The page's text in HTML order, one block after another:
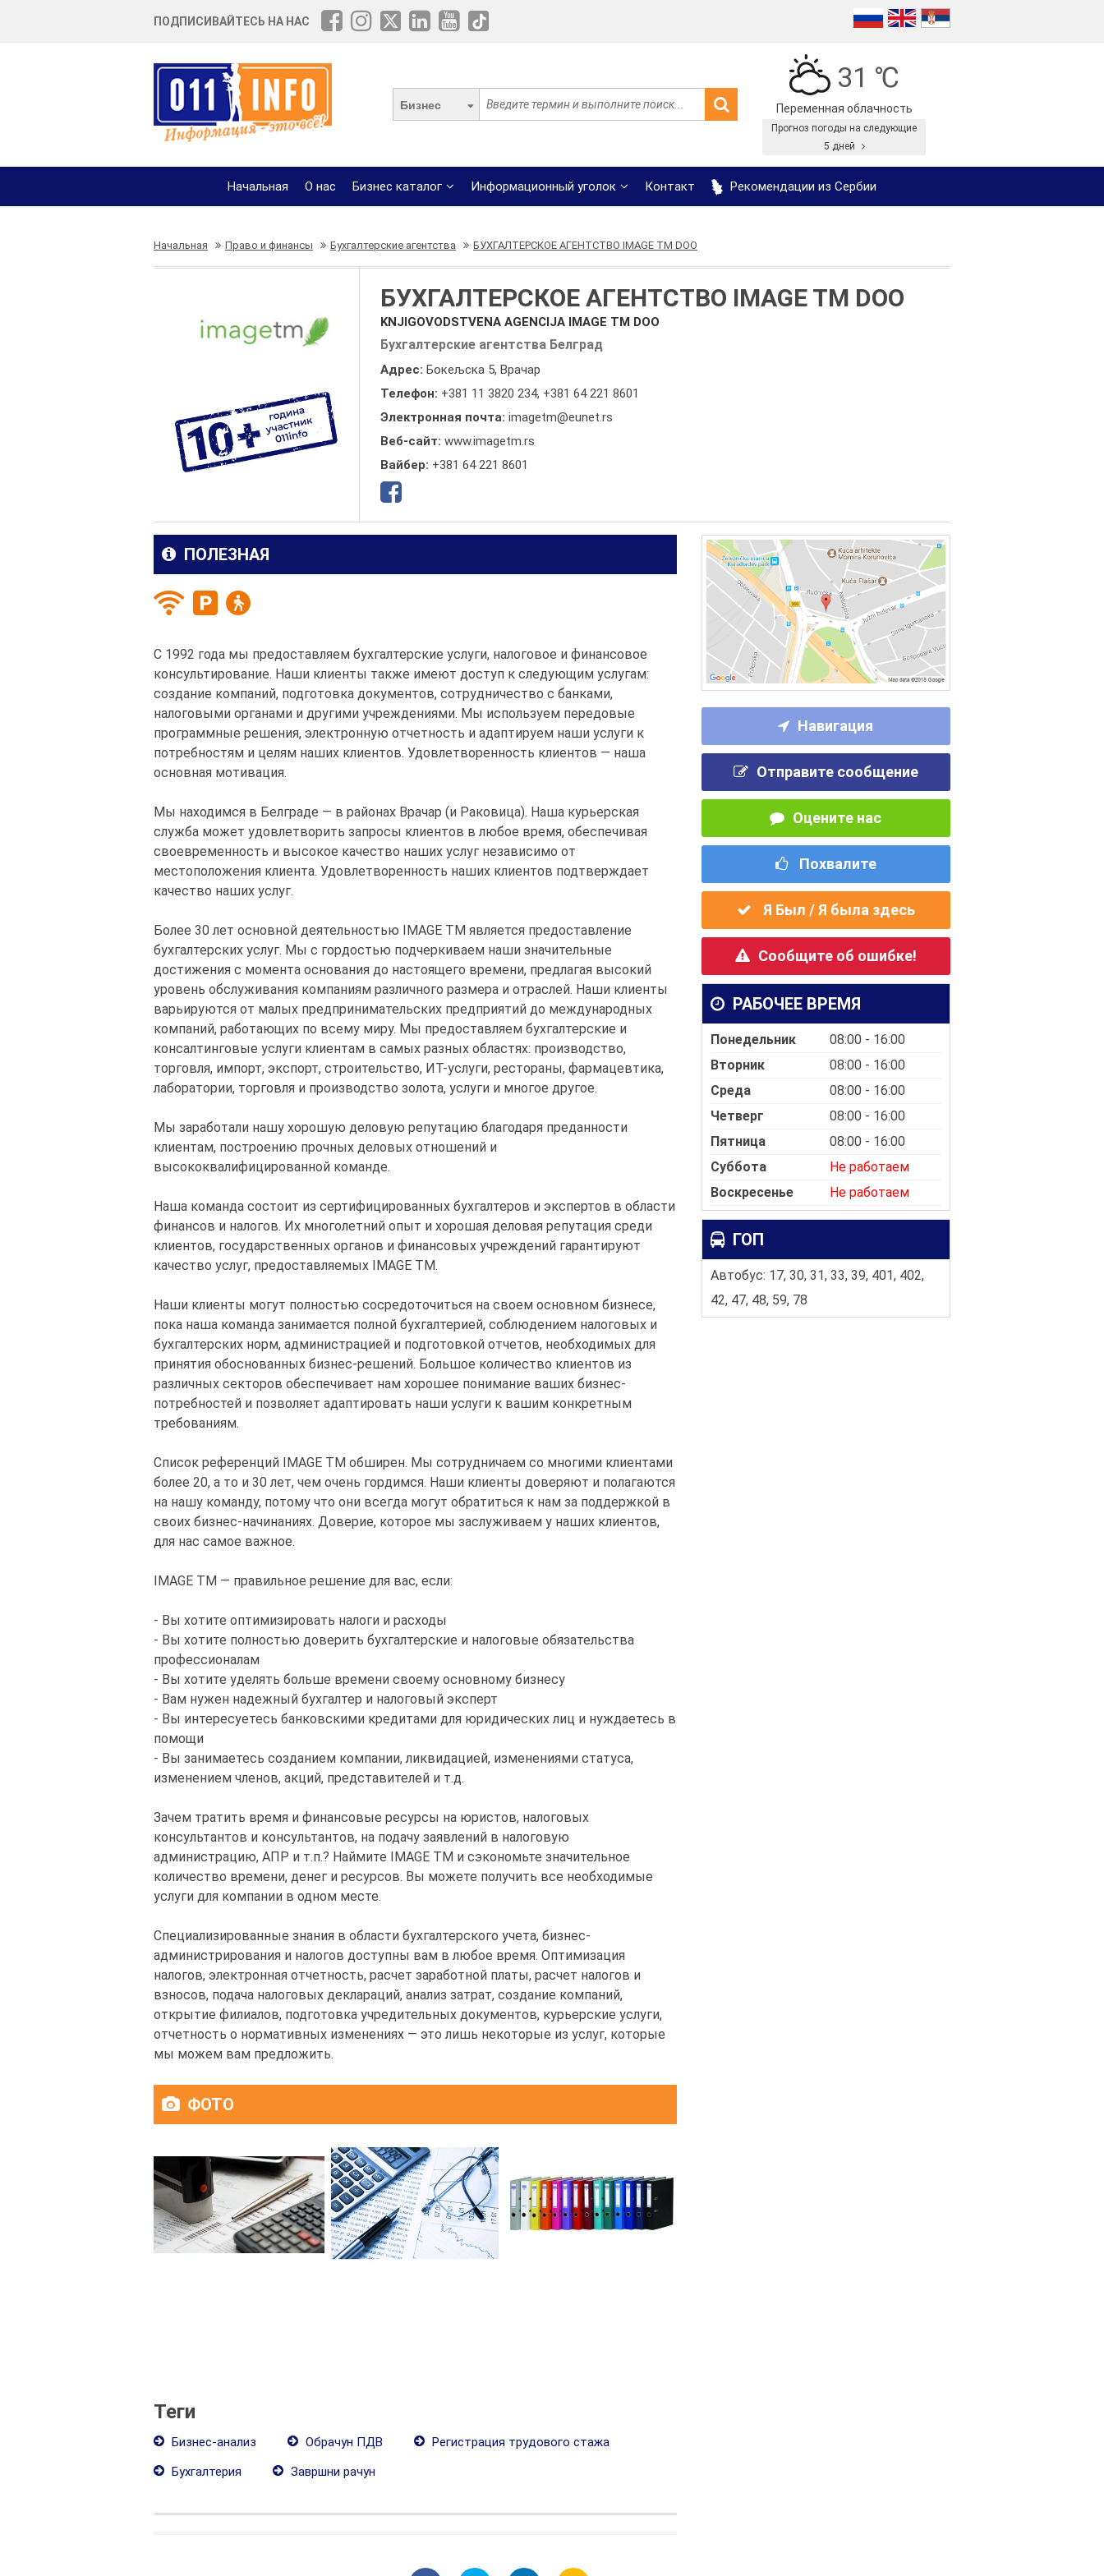
ПОДПИСИВАЙТЕСЬ НА НАС
Бизнес
31 ℃
Переменная облачность
Прогноз погоды на следующие
5 дней
Начальная О нас Бизнес каталог Информационный уголок Контакт Рекомендации из Сербии
Начальная Право и финансы Бухгалтерские агентства БУХГАЛТЕРСКОЕ АГЕНТСТВО IMAGE TM DOO
БУХГАЛТЕРСКОЕ АГЕНТСТВО IMAGE TM DOO
KNJIGOVODSTVENA AGENCIJA IMAGE TM DOO
Бухгалтерские агентства Белград
Адрес: Бокељска 5, Врачар
Телефон: +381 11 3820 234, +381 64 221 8601
Электронная почта: imagetm@eunet.rs
Веб-сайт: www.imagetm.rs
Вайбер: +381 64 221 8601
Навигация
Отправите сообщение
Оцените нас
Похвалите
Я Был / Я была здесь
Сообщите об ошибке!
РАБОЧЕЕ ВРЕМЯ
Понедельник
08:00 - 16:00
Вторник
08:00 - 16:00
Среда
08:00 - 16:00
Четверг
08:00 - 16:00
Пятница
08:00 - 16:00
Суббота
Не работаем
Воскресенье
Не работаем
ГОП
Автобус: 17, 30, 31, 33, 39, 401, 402,
42, 47, 48, 59, 78
ПОЛЕЗНАЯ
С 1992 года мы предоставляем бухгалтерские услуги, налоговое и финансовое
консультирование. Наши клиенты также имеют доступ к следующим услугам:
создание компаний, подготовка документов, сотрудничество с банками,
налоговыми органами и другими учреждениями. Мы используем передовые
программные решения, электронную отчетность и адаптируем наши услуги к
потребностям и целям наших клиентов. Удовлетворенность клиентов — наша
основная мотивация.
Мы находимся в Белграде — в районах Врачар (и Раковица). Наша курьерская
служба может удовлетворить запросы клиентов в любое время, обеспечивая
своевременность и высокое качество наших услуг независимо от
местоположения клиента. Удовлетворенность наших клиентов подтверждает
качество наших услуг.
Более 30 лет основной деятельностью IMAGE TM является предоставление
бухгалтерских услуг. Мы с гордостью подчеркиваем наши значительные
достижения с момента основания до настоящего времени, предлагая высокий
уровень обслуживания компаниям различного размера и отраслей. Наши клиенты
варьируются от малых предпринимательских предприятий до международных
компаний, работающих по всему миру. Мы предоставляем бухгалтерские и
консалтинговые услуги клиентам в самых разных областях: производство,
торговля, импорт, экспорт, строительство, ИТ-услуги, рестораны, фармацевтика,
лаборатории, торговля и производство золота, услуги и многое другое.
Мы заработали нашу хорошую деловую репутацию благодаря преданности
клиентам, построению прочных деловых отношений и
высококвалифицированной команде.
Наша команда состоит из сертифицированных бухгалтеров и экспертов в области
финансов и налогов. Их многолетний опыт и хорошая деловая репутация среди
клиентов, государственных органов и финансовых учреждений гарантируют
качество услуг, предоставляемых IMAGE TM.
Наши клиенты могут полностью сосредоточиться на своем основном бизнесе,
пока наша команда занимается полной бухгалтерией, соблюдением налоговых и
бухгалтерских норм, администрацией и подготовкой отчетов, необходимых для
принятия обоснованных бизнес-решений. Большое количество клиентов из
различных секторов обеспечивает нам хорошее понимание ваших бизнес-
потребностей и позволяет адаптировать наши услуги к вашим конкретным
требованиям.
Список референций IMAGE TM обширен. Мы сотрудничаем со многими клиентами
более 20, а то и 30 лет, чем очень гордимся. Наши клиенты доверяют и полагаются
на нашу команду, потому что они всегда могут обратиться к нам за поддержкой в
своих бизнес-начинаниях. Доверие, которое мы заслуживаем у наших клиентов,
для нас самое важное.
IMAGE TM — правильное решение для вас, если:
- Вы хотите оптимизировать налоги и расходы
- Вы хотите полностью доверить бухгалтерские и налоговые обязательства
профессионалам
- Вы хотите уделять больше времени своему основному бизнесу
- Вам нужен надежный бухгалтер и налоговый эксперт
- Вы интересуетесь банковскими кредитами для юридических лиц и нуждаетесь в
помощи
- Вы занимаетесь созданием компании, ликвидацией, изменениями статуса,
изменением членов, акций, представителей и т.д.
Зачем тратить время и финансовые ресурсы на юристов, налоговых
консультантов и консультантов, на подачу заявлений в налоговую
администрацию, АПР и т.п.? Наймите IMAGE TM и сэкономьте значительное
количество времени, денег и ресурсов. Вы можете получить все необходимые
услуги для компании в одном месте.
Специализированные знания в области бухгалтерского учета, бизнес-
администрирования и налогов доступны вам в любое время. Оптимизация
налогов, электронная отчетность, расчет заработной платы, расчет налогов и
взносов, подача налоговых деклараций, анализ затрат, создание компаний,
открытие филиалов, подготовка учредительных документов, курьерские услуги,
отчетность о нормативных изменениях — это лишь некоторые из услуг, которые
мы можем вам предложить.
ФОТО
Теги
Бизнес-анализ Обрачун ПДВ
Регистрация трудового стажа
Бухгалтерия
Завршни рачун